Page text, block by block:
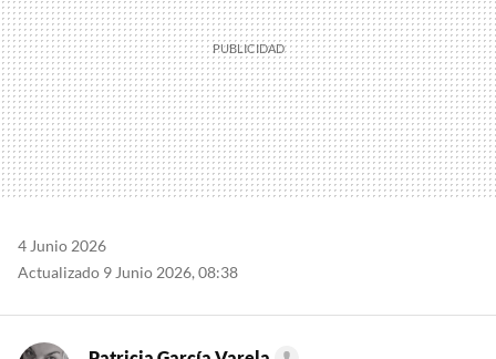
4 Junio 2026
Actualizado 9 Junio 2026, 08:38